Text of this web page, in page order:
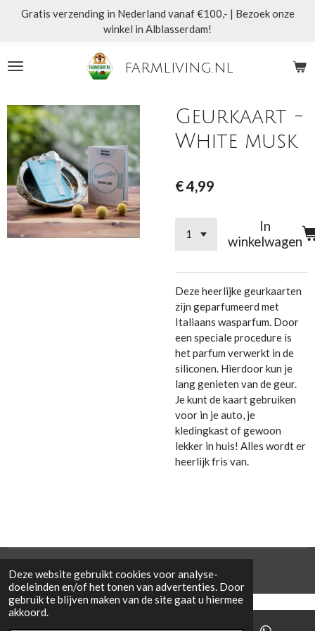
Deze website gebruikt cookies voor analyse-
doeleinden en/of het tonen van advertenties. Door
gebruik te blijven maken van de site gaat u hiermee
akkoord.
de
farmliving.nl
Gratis verzending in Nederland vanaf €100,- | Bezoek onze
winkel in Alblasserdam!
Geurkaart -
White musk
€ 4,99
In
winkelwagen
Deze heerlijke geurkaarten
zijn geparfumeerd met
Italiaans wasparfum. Door
een speciale procedure is
het parfum verwerkt in de
siliconen. Hierdoor kun je
lang genieten van de geur.
Je kunt de kaart gebruiken
voor in je auto, je
kledingkast of gewoon
lekker in huis! Alles wordt er
heerlijk fris van.
© 2021 Cowporation Farmshop